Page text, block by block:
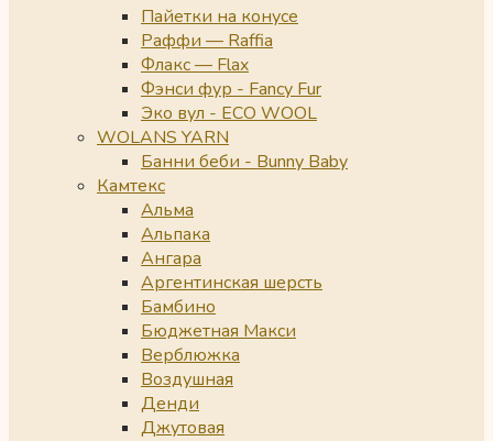
Пайетки на конусе
Раффи — Raffia
Флакс — Flax
Фэнси фур - Fancy Fur
Эко вул - ECO WOOL
WOLANS YARN
Банни беби - Bunny Baby
Камтекс
Альма
Альпака
Ангара
Аргентинская шерсть
Бамбино
Бюджетная Макси
Верблюжка
Воздушная
Денди
Джутовая